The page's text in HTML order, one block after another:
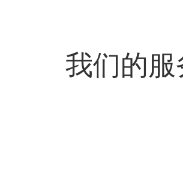
我们的服